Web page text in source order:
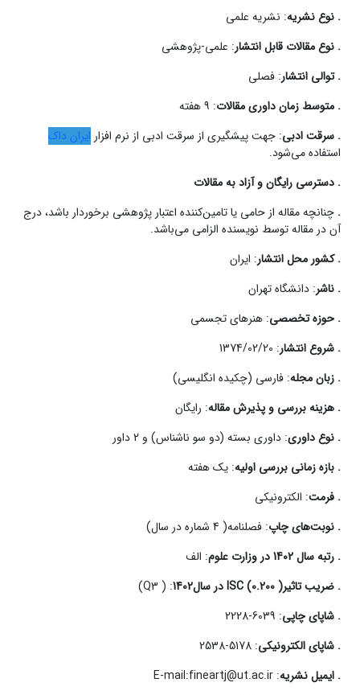
. نوع نشریه: نشریه علمی
. نوع مقالات قابل انتشار: علمی-پژوهشی
. توالی انتشار: فصلی
. متوسط زمان داوری مقالات: 9 هفته
. سرقت ادبی: جهت پیشگیری از سرقت ادبی از نرم افزار ایران داک
استفاده می‌شود.
. دسترسی رایگان و آزاد به مقالات
. چنانچه مقاله از حامی یا تامین‌کننده اعتبار پژوهشی برخوردار باشد، درج
آن در مقاله توسط نویسنده الزامی می‌باشد.
. کشور محل انتشار: ایران
. ناشر: دانشگاه تهران
. حوزه تخصصی: هنرهای تجسمی
. شروع انتشار: 1374/02/20
. زبان مجله: فارسی (چکیده انگلیسی)
. هزینه بررسی و پذیرش مقاله: رایگان
. نوع داوری: داوری بسته (دو سو ناشناس) و 2 داور
. بازه زمانی بررسی اولیه: یک هفته
. فرمت: الکترونیکی
. نوبت‌های چاپ: فصلنامه( 4 شماره در سال)
. رتبه سال 1402 در وزارت علوم
: الف
. ضریب تاثیر( ISC (0.200 در سال1402
: ( Q3)
. شاپای چاپی: 6039-2228
. شاپای الکترونیکی: 5178-2538
. ایمیل نشریه: E-mail:fineartj@ut.ac.ir